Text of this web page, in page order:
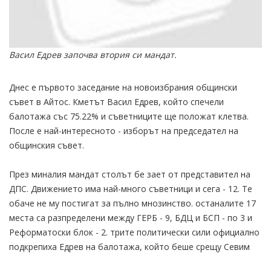
Васил Едрев започва втория си мандат.
Днес е първото заседание на новоизбрания общински
съвет в Айтос. Кметът Васил Едрев, който спечели
балотажа със 75.22% и съветниците ще положат клетва.
После е най-интересното - изборът на председател на
общинския съвет.
През миналия мандат столът бе зает от представител на
ДПС. Движението има най-много съветници и сега - 12. Те
обаче не му постигат за пълно мнозинство. останалите 17
места са разпределени между ГЕРБ - 9, БДЦ и БСП - по 3 и
Реформатоски блок - 2. трите политически сили официално
подкрепиха Едрев на балотажа, който беше срещу Севим